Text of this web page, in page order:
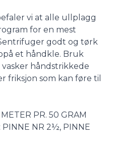
vi at alle ullplagg
for en mest
godt og tørk
et håndkle. Bruk
håndstrikkede
friksjon som kan føre til
PR. 50 GRAM
PINNE NR 2½, PINNE